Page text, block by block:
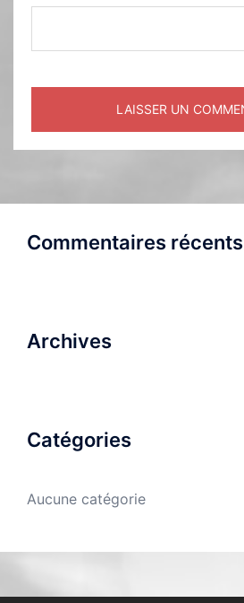
Commentaires récents
Archives
Catégories
Aucune catégorie